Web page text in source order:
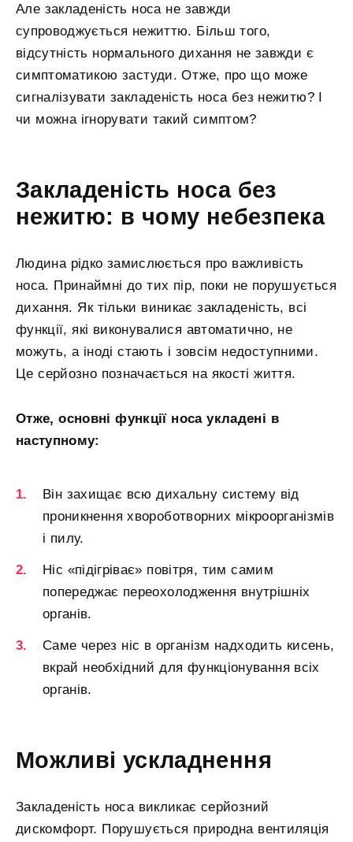
Але закладеність носа не завжди
супроводжується нежиттю. Більш того,
відсутність нормального дихання не завжди є
симптоматикою застуди. Отже, про що може
сигналізувати закладеність носа без нежитю? І
чи можна ігнорувати такий симптом?
Закладеність носа без
нежитю: в чому небезпека
Людина рідко замислюється про важливість
носа. Принаймні до тих пір, поки не порушується
дихання. Як тільки виникає закладеність, всі
функції, які виконувалися автоматично, не
можуть, а іноді стають і зовсім недоступними.
Це серйозно позначається на якості життя.
Отже, основні функції носа укладені в
наступному:
Він захищає всю дихальну систему від
проникнення хвороботворних мікроорганізмів
і пилу.
Ніс «підігріває» повітря, тим самим
попереджає переохолодження внутрішніх
органів.
Саме через ніс в організм надходить кисень,
вкрай необхідний для функціонування всіх
органів.
Можливі ускладнення
Закладеність носа викликає серйозний
дискомфорт. Порушується природна вентиляція